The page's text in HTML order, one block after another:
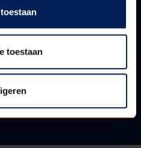
toestaan
met ons op!